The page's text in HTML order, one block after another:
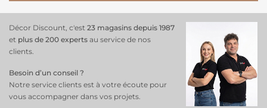
Décor Discount, c'est 23 magasins depuis 1987
et plus de 200 experts au service de nos
clients.
Besoin d’un conseil ?
Notre service clients est à votre écoute pour
vous accompagner dans vos projets.